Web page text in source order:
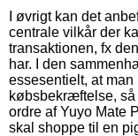
I øvrigt kan det
centrale vilkår der
transaktionen, fx
har. I den
essesentielt, at
købsbekræftelse, så
ordre af Yuyo Mate
skal shoppe til en